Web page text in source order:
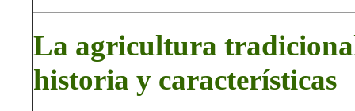
La agricultura
historia y características